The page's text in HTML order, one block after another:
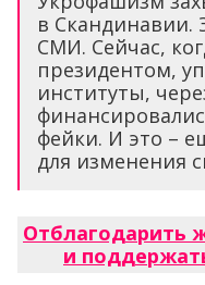
в Скандинавии.
СМИ. Сейчас,
президентом,
институты,
фейки. И это –
для изменения
Отблагодарить
и